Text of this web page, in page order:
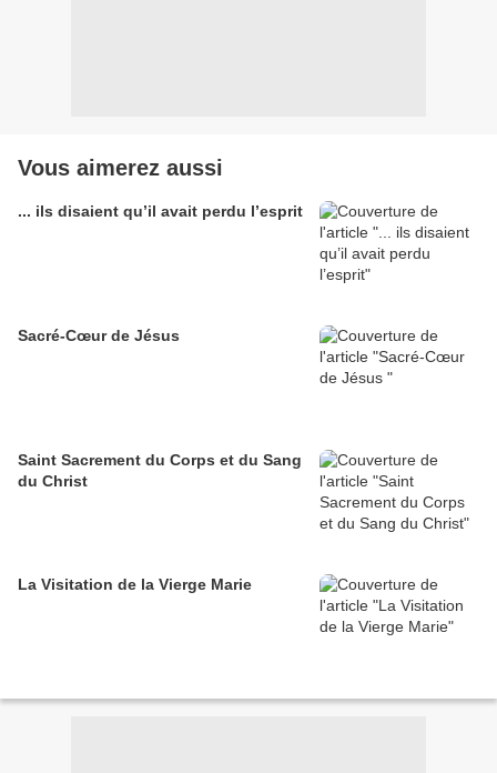
Vous aimerez aussi
... ils disaient qu’il avait perdu l’esprit
Sacré-Cœur de Jésus
Saint Sacrement du Corps et du Sang
du Christ
La Visitation de la Vierge Marie